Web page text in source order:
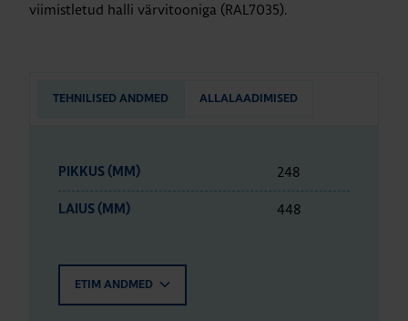
viimistletud halli värvitooniga (RAL7035).
TEHNILISED ANDMED ALLALAADIMISED
PIKKUS (MM) 248
LAIUS (MM) 448
ETIM ANDMED